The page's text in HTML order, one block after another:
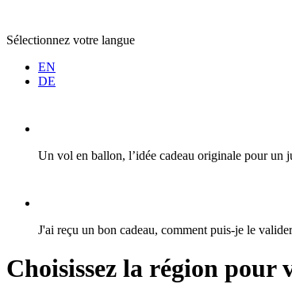
Sélectionnez votre langue
EN
DE
Un vol en ballon, l’idée cadeau originale pour un
J'ai reçu un bon cadeau, comment puis-je le
Choisissez la région pour